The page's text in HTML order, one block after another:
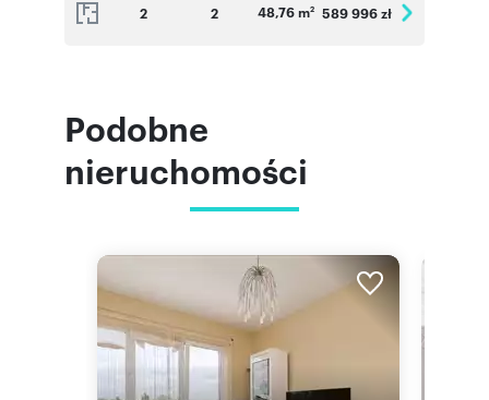
2 2 48,76 m2 589 996 zł
Podobne
nieruchomości